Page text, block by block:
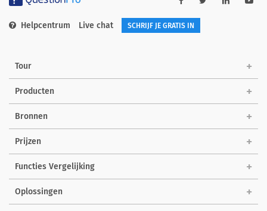
Helpcentrum Live chat SCHRIJF JE GRATIS IN
Tour
Producten
Bronnen
Prijzen
Functies Vergelijking
Oplossingen